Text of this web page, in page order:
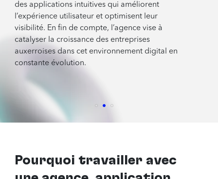
personnalisées, comme le développement
d’applications mobiles sur mesure pour
améliorer l’expérience utilisateur. De plus, une
agence d’Auxerre dispose souvent d’un réseau
de partenaires locaux qui peut faciliter des
collaborations fructueuses et renforcer votre
Pourquoi travailler avec